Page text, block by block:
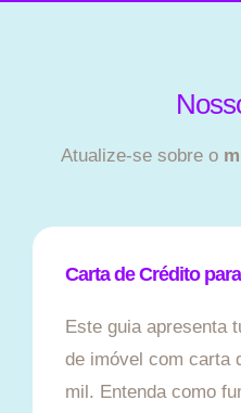
Atualize-se sobre o
Carta de Crédito
Este guia apresenta
de imóvel com carta
mil. Entenda como